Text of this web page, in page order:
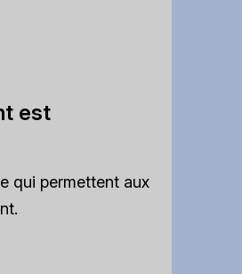
est
qui permettent aux